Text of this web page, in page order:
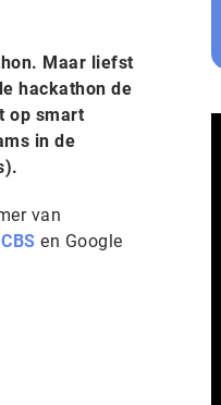
Maar liefst
hackathon de
op smart
in de
van
CBS en Google